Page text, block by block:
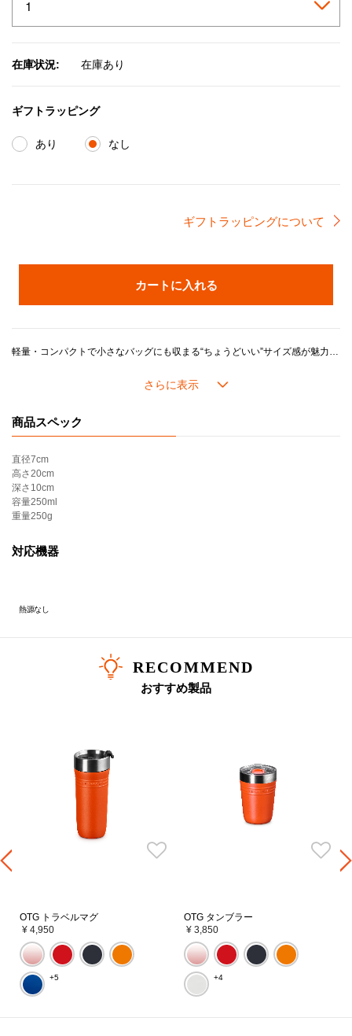
在庫状況: 在庫あり
ギフトラッピング
あり なし
ギフトラッピングについて
カートに入れる
軽量・コンパクトで小さなバッグにも収まる“ちょうどいい”サイズ感が魅力。丸みを帯びた愛らしいフォルムと鮮やかなカラーがアクセサリー感覚で楽しめ、500mlボトルとの互換性でカスタマイズも可能。実用性とデザイン性を兼ね備え、ギフトにも最適です。
＊ギフトラッピング選択時の注意事項＊
・飲み物は内側の容量マーク以下に保ってください。
・熱い飲み物を入れる場合、火傷や怪我のリスクを避けるため、必ず注意して開き、注ぎ、お飲みください。
・ループハンドルをひねってメタルキャップを開閉しないでください。
・加熱していない生もの、炭酸飲料、ドライアイスのご使用はお控えください。
・飲食物は長時間の保管を避け、なるべく早めにお召し上がりください。
・使用後は中性洗剤を使用して丁寧に手洗いし、しっかりすすいで清潔に保ってください。
底：シリコーンゴム
商品スペック
直径7cm
高さ20cm
深さ 10cm
容量250ml
重量250g
対応機器
熱源なし
RECOMMEND
おすすめ製品
OTG トラベルマグ
¥ 4,950
+5
OTG タンブラー
¥ 3,850
+4